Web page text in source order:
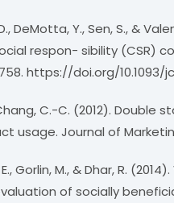
DeMotta, Y., Sen, S., &
respon- sibility (CSR)
https://doi.org/10.1093/
C.-C. (2012).
usage. Journal of
Gorlin, M., & Dhar, R.
of socially